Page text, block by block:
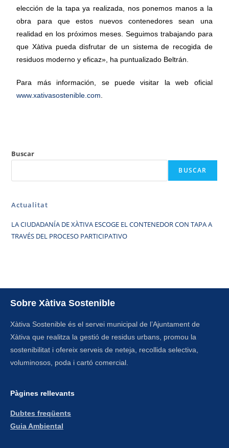
elección de la tapa ya realizada, nos ponemos manos a la
obra para que estos nuevos contenedores sean una
realidad en los próximos meses. Seguimos trabajando para
que Xàtiva pueda disfrutar de un sistema de recogida de
residuos moderno y eficaz», ha puntualizado Beltrán.
Para más información, se puede visitar la web oficial
www.xativasostenible.com
Buscar
BUSCAR
Actualitat
LA CIUDADANÍA DE XÀTIVA ESCOGE EL CONTENEDOR CON TAPA A
TRAVÉS DEL PROCESO PARTICIPATIVO
Sobre Xàtiva Sostenible
Xàtiva Sostenible és el servei municipal de l’Ajuntament de
Xàtiva que realitza la gestió de residus urbans, promou la
sostenibilitat i ofereix serveis de neteja, recollida selectiva,
voluminosos, poda i cartó comercial.
Pàgines rellevants​
Dubtes freqüents
Guia Ambiental